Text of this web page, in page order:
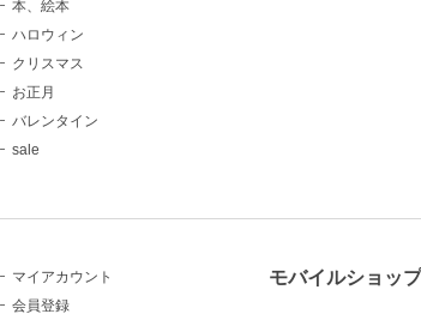
本、絵本
ハロウィン
クリスマス
お正月
バレンタイン
sale
マイアカウント
会員登録
モバイルショッ